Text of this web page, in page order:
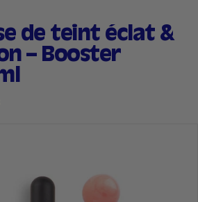
de teint éclat &
– Booster